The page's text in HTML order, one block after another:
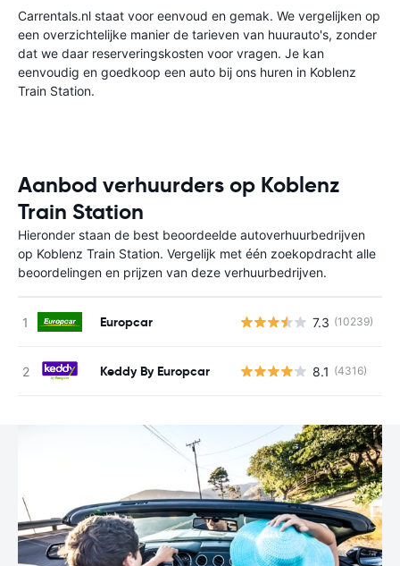
Carrentals.nl staat voor eenvoud en gemak. We vergelijken op
een overzichtelijke manier de tarieven van huurauto's, zonder
dat we daar reserveringskosten voor vragen. Je kan
eenvoudig en goedkoop een auto bij ons huren in Koblenz
Train Station.
Aanbod verhuurders op Koblenz
Train Station
Hieronder staan de best beoordeelde autoverhuurbedrijven
op Koblenz Train Station. Vergelijk met één zoekopdracht alle
beoordelingen en prijzen van deze verhuurbedrijven.
Europcar 7.3 (10239)
Keddy By Europcar 8.1 (4316)